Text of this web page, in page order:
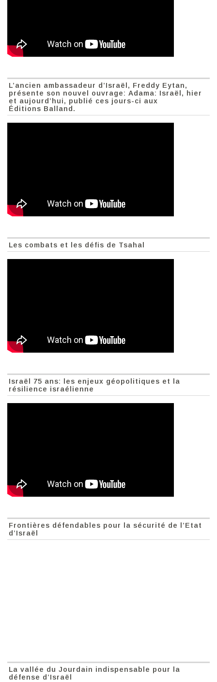
L’ancien ambassadeur d’Israël, Freddy Eytan,
présente son nouvel ouvrage: Adama: Israël, hier
et aujourd’hui, publié ces jours-ci aux
Éditions Balland.
Les combats et les défis de Tsahal
Israël 75 ans: les enjeux géopolitiques et la
résilience israélienne
Frontières défendables pour la sécurité de l’Etat
d’Israël
La vallée du Jourdain indispensable pour la
défense d’Israël